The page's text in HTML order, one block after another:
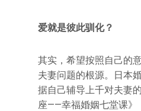
爱就是彼此驯化？
其实，希望按照自己的
夫妻问题的根源。日本
据自己辅导上千对夫妻
座——幸福婚姻七堂课》